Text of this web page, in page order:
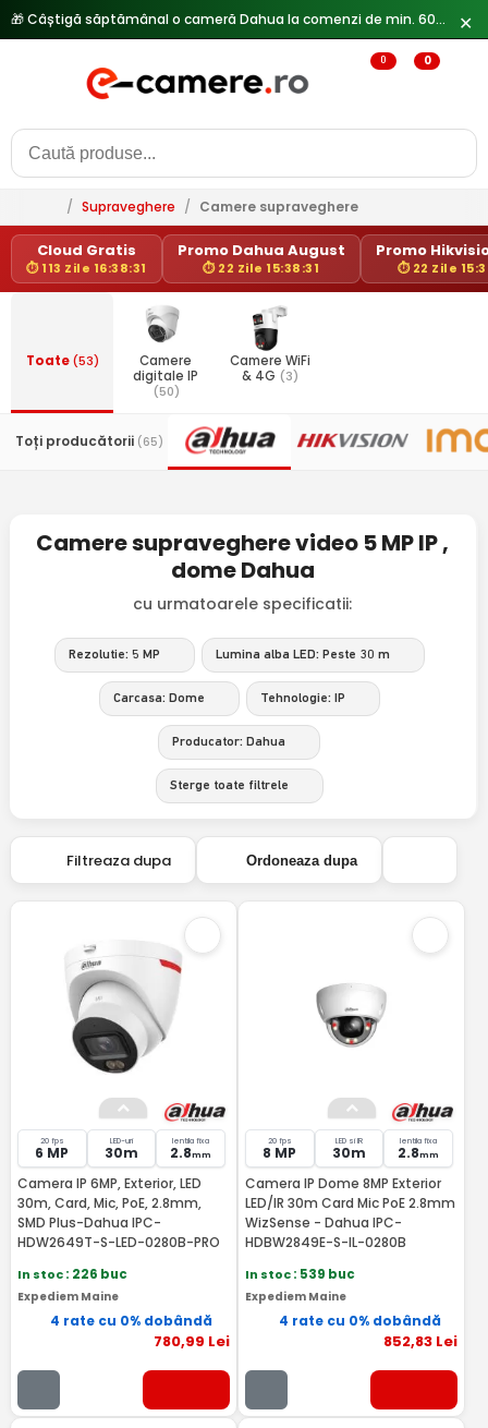
✕
0 0
/ Supraveghere / Camere supraveghere
Cloud Gratis
⏱ 113 Zile 16:38:31
Promo Dahua August
⏱ 22 Zile 15:38:31
Promo
⏱ 22 Zile
Toate(53)
Camere
digitale IP
(50)
Camere WiFi
& 4G (3)
Toți producătorii (65)
Camere supraveghere video 5 MP IP ,
dome Dahua
cu urmatoarele specificatii:
Rezolutie: 5 MP Lumina alba LED: Peste 30 m
Carcasa: Dome Tehnologie: IP
Producator: Dahua
Sterge toate filtrele
Filtreaza dupa Ordoneaza dupa
20 fps
6 MP
LED-uri
30m
lentila fixa
2.8mm
Camera IP 6MP, Exterior, LED
30m, Card, Mic, PoE, 2.8mm,
SMD Plus-Dahua IPC-
HDW2649T-S-LED-0280B-PRO
In stoc: 226 buc
Expediem Maine
4 rate cu 0% dobândă
780,99 Lei
20 fps
8 MP
LED si IR
30m
lentila fixa
2.8mm
Camera IP Dome 8MP Exterior
LED/IR 30m Card Mic PoE 2.8mm
WizSense - Dahua IPC-
HDBW2849E-S-IL-0280B
In stoc: 539 buc
Expediem Maine
4 rate cu 0% dobândă
852,83 Lei